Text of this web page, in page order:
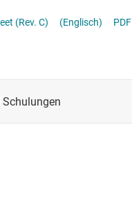
(Rev. C) (Englisch) PDF